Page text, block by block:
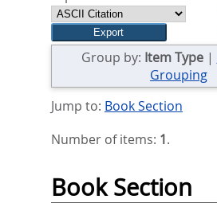
Group by: Item Type|
Grouping
Jump to: Book Section
Number of items: 1.
Book Section